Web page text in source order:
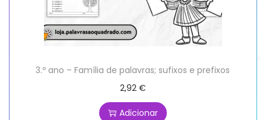
3.º ano – Família de palavras; sufixos e prefixos
2,92 €
Adicionar